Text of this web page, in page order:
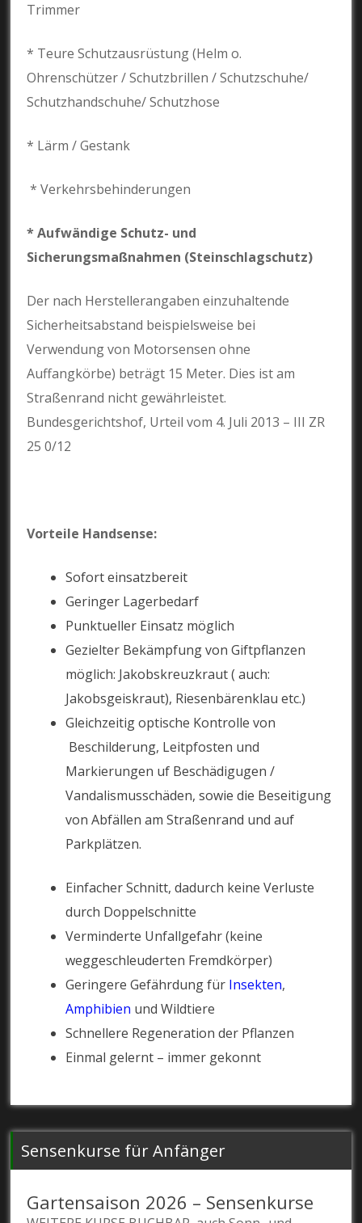
Trimmer
* Teure Schutzausrüstung (Helm o.
Ohrenschützer / Schutzbrillen / Schutzschuhe/
Schutzhandschuhe/ Schutzhose
* Lärm / Gestank
* Verkehrsbehinderungen
* Aufwändige Schutz- und
Sicherungsmaßnahmen (Steinschlagschutz)
Der nach Herstellerangaben einzuhaltende
Sicherheitsabstand beispielsweise bei
Verwendung von Motorsensen ohne
Auffangkörbe) beträgt 15 Meter. Dies ist am
Straßenrand nicht gewährleistet.
Bundesgerichtshof, Urteil vom 4. Juli 2013 – III ZR
25 0/12
Vorteile Handsense:
Sofort einsatzbereit
Geringer Lagerbedarf
Punktueller Einsatz möglich
Gezielter Bekämpfung von Giftpflanzen
möglich: Jakobskreuzkraut ( auch:
Jakobsgeiskraut), Riesenbärenklau etc.)
Gleichzeitig optische Kontrolle von
Beschilderung, Leitpfosten und
Markierungen uf Beschädigugen /
Vandalismusschäden, sowie die Beseitigung
von Abfällen am Straßenrand und auf
Parkplätzen.
Einfacher Schnitt, dadurch keine Verluste
durch Doppelschnitte
Verminderte Unfallgefahr (keine
weggeschleuderten Fremdkörper)
Geringere Gefährdung für Insekten,
Amphibien und Wildtiere
Schnellere Regeneration der Pflanzen
Einmal gelernt – immer gekonnt
Sensenkurse für Anfänger
Gartensaison 2026 – Sensenkurse